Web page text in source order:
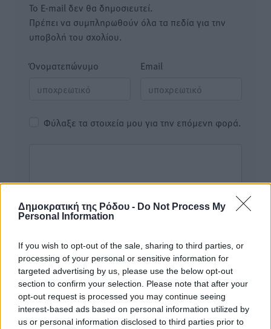
Δημοκρατική της Ρόδου - Do Not Process My
Personal Information
If you wish to opt-out of the sale, sharing to third parties, or
processing of your personal or sensitive information for
targeted advertising by us, please use the below opt-out
section to confirm your selection. Please note that after your
opt-out request is processed you may continue seeing
interest-based ads based on personal information utilized by
us or personal information disclosed to third parties prior to
Το E-mail δεν θα δημοσιευτεί.
Πρέπει να συμπληρωθούν όλα τα πεδία για την
υποβολή του σχολίου.
Όνοματεπώνυμο Email
Φύλαξε τα στοιχεία μου για την επόμενη φορά.